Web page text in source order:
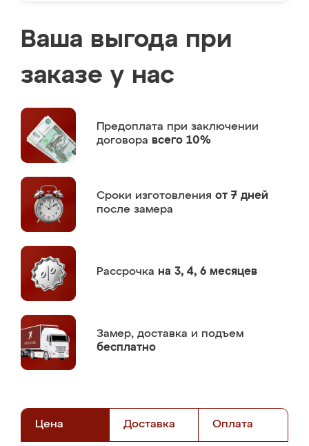
Ваша выгода при
заказе у нас
Предоплата при заключении
договора всего 10%
Сроки изготовления от 7 дней
после замера
Рассрочка на 3, 4, 6 месяцев
Замер, доставка и подъем
бесплатно
Цена Доставка Оплата